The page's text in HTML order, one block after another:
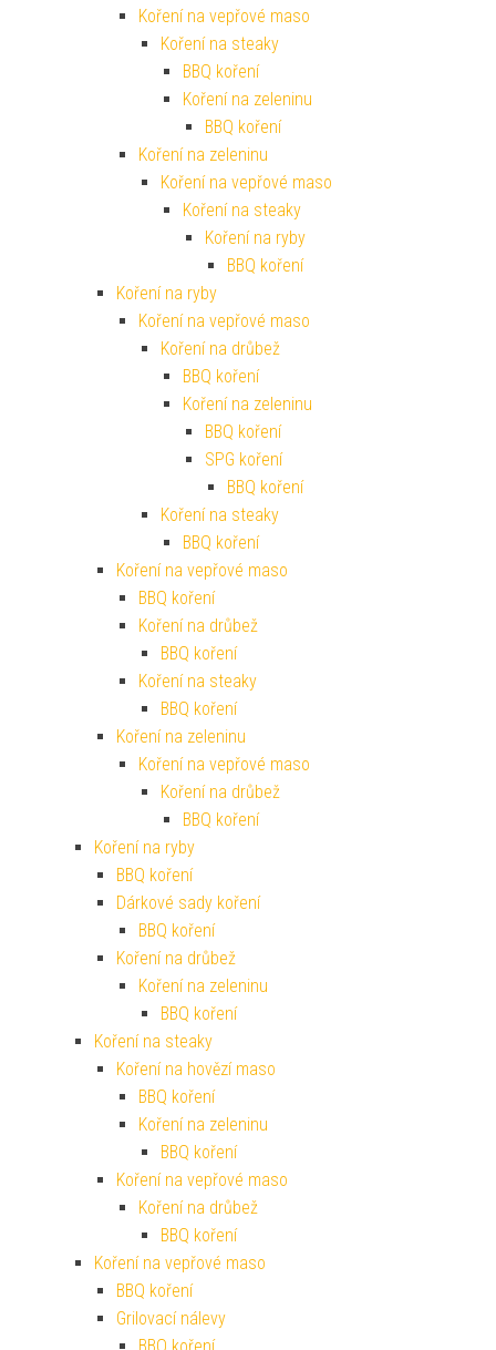
Koření na vepřové maso
Koření na steaky
BBQ koření
Koření na zeleninu
BBQ koření
Koření na zeleninu
Koření na vepřové maso
Koření na steaky
Koření na ryby
BBQ koření
Koření na ryby
Koření na vepřové maso
Koření na drůbež
BBQ koření
Koření na zeleninu
BBQ koření
SPG koření
BBQ koření
Koření na steaky
BBQ koření
Koření na vepřové maso
BBQ koření
Koření na drůbež
BBQ koření
Koření na steaky
BBQ koření
Koření na zeleninu
Koření na vepřové maso
Koření na drůbež
BBQ koření
Koření na ryby
BBQ koření
Dárkové sady koření
BBQ koření
Koření na drůbež
Koření na zeleninu
BBQ koření
Koření na steaky
Koření na hovězí maso
BBQ koření
Koření na zeleninu
BBQ koření
Koření na vepřové maso
Koření na drůbež
BBQ koření
Koření na vepřové maso
BBQ koření
Grilovací nálevy